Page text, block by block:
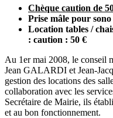
Chèque caution de
Prise mâle pour
Location tables /
: caution : 50 €
Au 1er mai 2008, le conseil
Jean GALARDI et Jean-
gestion des locations des
collaboration avec les
Secrétaire de Mairie, ils
et au bon fonctionnement.